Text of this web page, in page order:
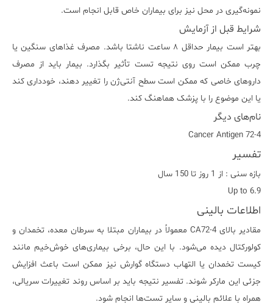
نمونه‌گیری در محل نیز برای بیماران خاص قابل انجام است.
شرایط قبل از آزمایش
بهتر است بیمار حداقل ۸ ساعت ناشتا باشد. مصرف غذاهای سنگین یا
چرب ممکن است روی نتیجه تست تأثیر بگذارد. بیمار باید از مصرف
داروهای خاصی که ممکن است سطح آنتی‌ژن را تغییر دهند، خودداری کند
یا این موضوع را با پزشک هماهنگ کند.
نام‌های دیگر
Cancer Antigen 72-4
تفسیر
بازه سنی : از 1 روز تا 150 سال
Up to 6.9
اطلاعات بالینی
مقادیر بالای CA72-4 معمولاً در بیماران مبتلا به سرطان معده، تخمدان و
کولورکتال دیده می‌شود. با این حال، برخی بیماری‌های خوش‌خیم مانند
کیست تخمدان یا التهاب دستگاه گوارش نیز ممکن است باعث افزایش
جزئی این مارکر شوند. تفسیر نتیجه باید بر اساس روند تغییرات سریالی،
همراه با علائم بالینی و سایر تست‌ها انجام شود.